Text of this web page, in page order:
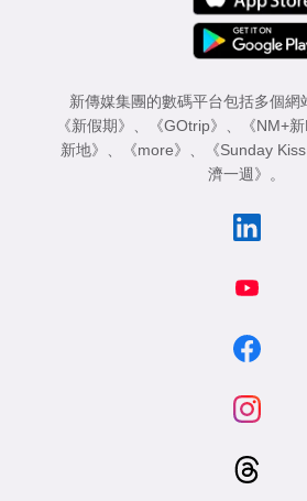
新傳媒集團的數碼平台包括多個網
《新假期》
《GOtrip》 《NM+
新地》
《more》 《Sunday
濟一週》
。